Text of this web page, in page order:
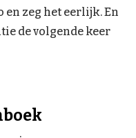
en zeg het eerlijk. En
de volgende keer